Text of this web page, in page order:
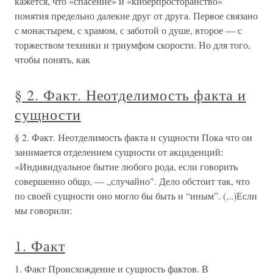
понятия предельно далекие друг от друга. Первое связано
с монастырем, с храмом, с заботой о душе, второе — с
торжеством техники и триумфом скорости. Но для того,
чтобы понять, как
§ 2. Факт. Неотделимость факта и
сущности
§ 2. Факт. Неотделимость факта и сущности Пока что он
занимается отделением сущности от акциденций:
«Индивидуальное бытие любого рода, если говорить
совершенно общо, — „случайно". Дело обстоит так, что
по своей сущности оно могло бы быть и “иным”. (...)Если
мы говорили:
1. Факт
1. Факт Происхождение и сущность фактов. В